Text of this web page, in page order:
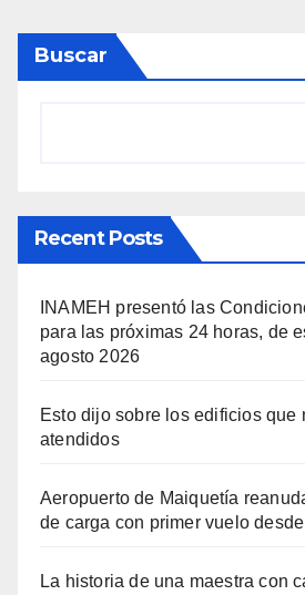
Buscar
Recent Posts
INAMEH presentó las
para las próximas 24 horas, de
agosto 2026
Esto dijo sobre los edificios que
atendidos
Aeropuerto de Maiquetía
de carga con primer vuelo
La historia de una maestra con